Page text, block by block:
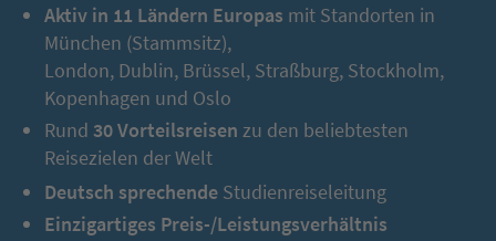
Aktiv in 11 Ländern Europas mit Standorten in
München (Stammsitz),
London, Dublin, Brüssel, Straßburg, Stockholm,
Kopenhagen und Oslo
Rund 30 Vorteilsreisen zu den beliebtesten
Reisezielen der Welt
Deutsch sprechende Studienreiseleitung
Einzigartiges Preis-/Leistungsverhältnis